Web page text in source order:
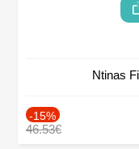
Ntinas
-15%
46.53€